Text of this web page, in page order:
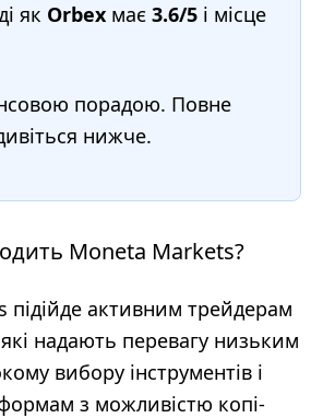
як Orbex має 3.6/5 і місце
порадою. Повне
нижче.
Moneta Markets?
підійде активним трейдерам
надають перевагу низьким
вибору інструментів і
з можливістю копі-